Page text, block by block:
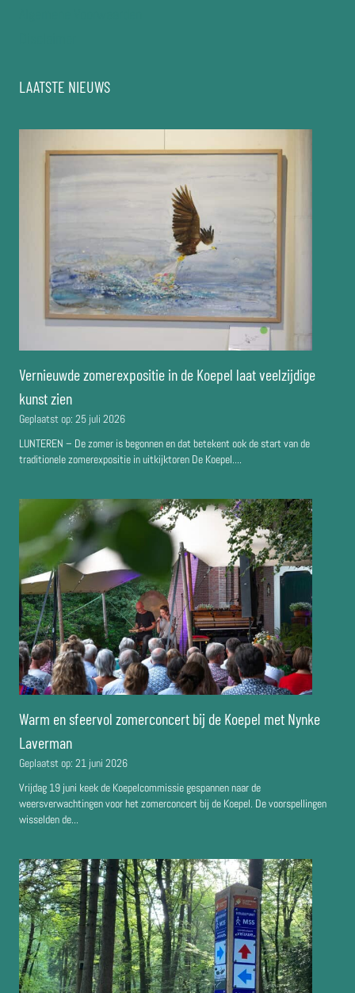
LAATSTE NIEUWS
Vernieuwde zomerexpositie in de Koepel laat veelzijdige
kunst zien
Geplaatst op: 25 juli 2026
LUNTEREN – De zomer is begonnen en dat betekent ook de start van de
traditionele zomerexpositie in uitkijktoren De Koepel....
Warm en sfeervol zomerconcert bij de Koepel met Nynke
Laverman
Geplaatst op: 21 juni 2026
Vrijdag 19 juni keek de Koepelcommissie gespannen naar de
weersverwachtingen voor het zomerconcert bij de Koepel. De voorspellingen
wisselden de...